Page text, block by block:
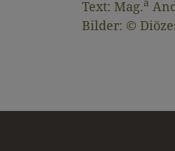
Text: Mag.a
Bilder: ©